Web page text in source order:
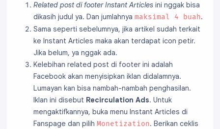
</article>
</body>
Related post di footer Instant Articles ini nggak bisa
dikasih judul ya. Dan jumlahnya maksimal 4 buah.
Sama seperti sebelumnya, jika artikel sudah terkait
ke Instant Articles maka akan terdapat icon petir.
Jika belum, ya nggak ada.
Kelebihan related post di footer ini adalah
Facebook akan menyisipkan iklan didalamnya.
Lumayan kan bisa nambah-nambah penghasilan.
Iklan ini disebut Recirculation Ads. Untuk
mengaktifkannya, buka menu Instant Articles di
Fanspage dan pilih Monetization. Berikan ceklis